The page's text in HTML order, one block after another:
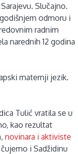
Slučajno.
odmoru i
radnim
narednih 12 godina
maternji jezik.
Tulić vratila se u
kao rezultat
novinara i aktiviste
i Sadžidinu